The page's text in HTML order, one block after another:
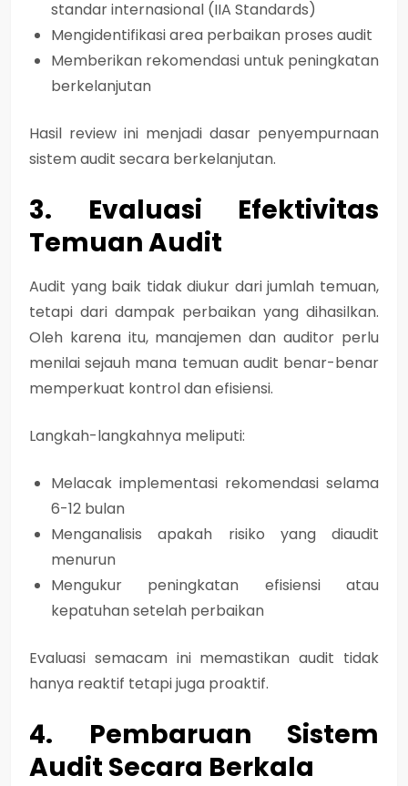
standar internasional (IIA Standards)
Mengidentifikasi area perbaikan proses audit
Memberikan rekomendasi untuk peningkatan
berkelanjutan
Hasil review ini menjadi dasar penyempurnaan
sistem audit secara berkelanjutan.
3. Evaluasi Efektivitas
Temuan Audit
Audit yang baik tidak diukur dari jumlah temuan,
tetapi dari dampak perbaikan yang dihasilkan.
Oleh karena itu, manajemen dan auditor perlu
menilai sejauh mana temuan audit benar-benar
memperkuat kontrol dan efisiensi.
Langkah-langkahnya meliputi:
Melacak implementasi rekomendasi selama
6-12 bulan
Menganalisis apakah risiko yang diaudit
menurun
Mengukur peningkatan efisiensi atau
kepatuhan setelah perbaikan
Evaluasi semacam ini memastikan audit tidak
hanya reaktif tetapi juga proaktif.
4. Pembaruan Sistem
Audit Secara Berkala